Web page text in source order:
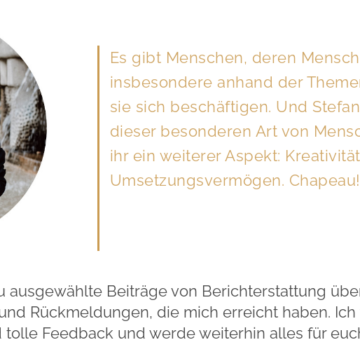
Es gibt Menschen, deren
insbesondere anhand der
sie sich beschäftigen. Und
dieser besonderen Art von
ihr ein weiterer Aspekt:
Umsetzungsvermögen. Chapeau!
ausgewählte Beiträge von Berichterstattung
Rückmeldungen, die mich erreicht haben.
Feedback und werde weiterhin alles für